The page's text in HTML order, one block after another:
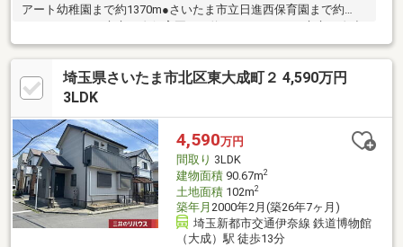
アート幼稚園まで約1370m●さいたま市立日進西保育園まで約
学校まで約400m●さいたま市立日進中学校まで約960m●セブンイ
レブン大宮日進駅西口店まで約560m●フードガーデン日進店まで
約530m●ヨークマート日進店(イスタ)まで約1270m●イオン大宮ま
で約750m●上加公園まで約360m●下加公園まで約330m●三好医院
埼玉県さいたま市北区東大成町２ 4,590万円
3LDK
4,590万円
間取り 3LDK
建物面積90.67m2
土地面積102m2
築年月 2000年2月(築26年7ヶ月)
埼玉新都市交通伊奈線 鉄道博物館
（大成）駅 徒歩13分